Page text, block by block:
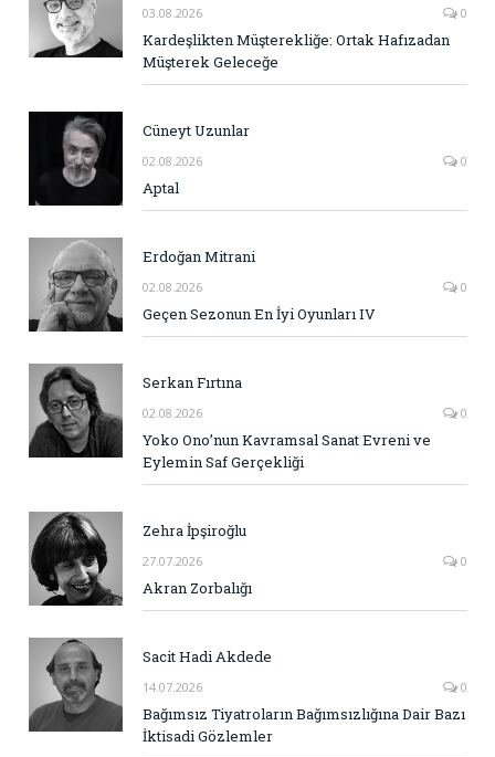
03.08.2026 0
Kardeşlikten Müşterekliğe: Ortak Hafızadan
Müşterek Geleceğe
Cüneyt Uzunlar
02.08.2026 0
Aptal
Erdoğan Mitrani
02.08.2026 0
Geçen Sezonun En İyi Oyunları IV
Serkan Fırtına
02.08.2026 0
Yoko Ono’nun Kavramsal Sanat Evreni ve
Eylemin Saf Gerçekliği
Zehra İpşiroğlu
27.07.2026 0
Akran Zorbalığı
Sacit Hadi Akdede
14.07.2026 0
Bağımsız Tiyatroların Bağımsızlığına Dair Bazı
İktisadi Gözlemler